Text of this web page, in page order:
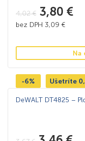
4,02€ 3,80 €
bez DPH 3,09 €
Na
-6% Ušetríte
DeWALT DT4825 –